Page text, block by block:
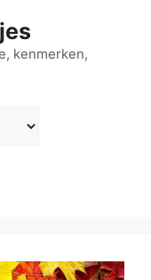
kenmerken,